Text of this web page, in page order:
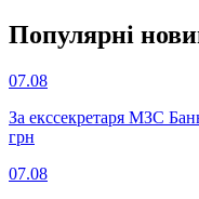
Популярнi
07.08
За екссекретаря МЗС
грн
07.08